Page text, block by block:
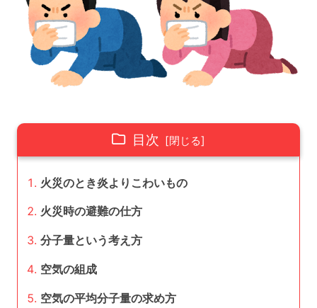
目次
火災のとき炎よりこわいもの
火災時の避難の仕方
分子量という考え方
空気の組成
空気の平均分子量の求め方